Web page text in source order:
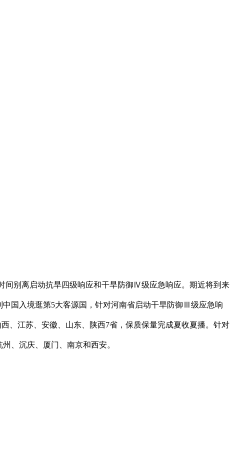
别离启动抗旱四级响应和干旱防御Ⅳ级应急响应。期近将到来
国入境逛第5大客源国，针对河南省启动干旱防御Ⅲ级应急响
、江苏、安徽、山东、陕西7省，保质保量完成夏收夏播。针对
、沉庆、厦门、南京和西安。